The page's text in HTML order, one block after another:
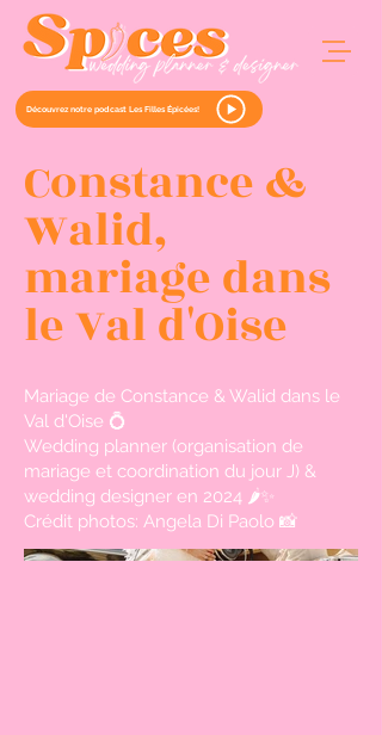
Découvrez notre podcast Les Filles Épicées!
Constance &
Walid,
mariage dans
le Val d'Oise
Mariage de Constance & Walid dans le
Val d'Oise 💍
Wedding planner (organisation de
mariage et coordination du jour J) &
wedding designer en 2024 🌶️✨
Crédit photos: Angela Di Paolo 📸